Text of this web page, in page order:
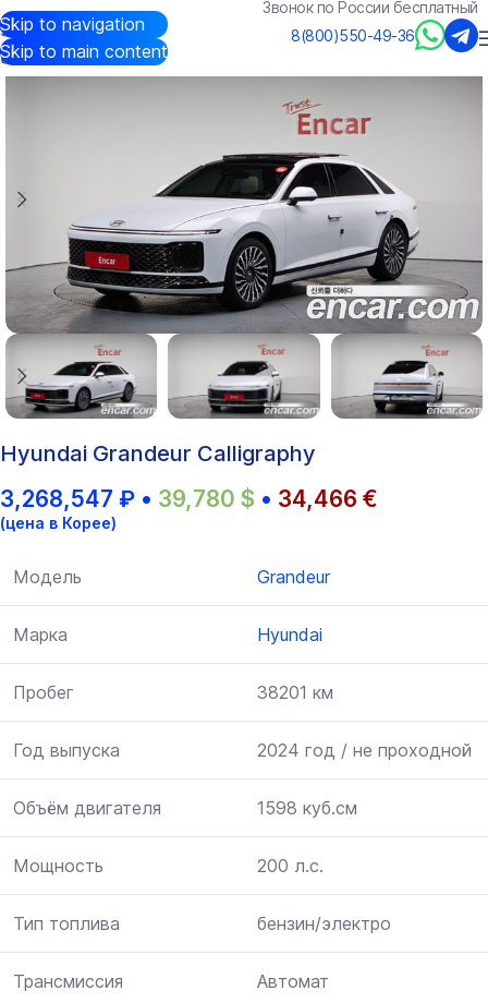
Skip to navigation
Skip to main content
Звонок по России бесплатный
8(800)550-49-36
Авто из Кореи/Каталог Grandeur
Hyundai Grandeur Calligraphy
3,268,547 ₽ • 39,780 $ • 34,466 €
(цена в Корее)
Модель Grandeur
Марка Hyundai
Пробег 38201 км
Год выпуска 2024 год / не проходной
Объём двигателя 1598 куб.см
Мощность 200 л.с.
Тип топлива бензин/электро
Трансмиссия Автомат